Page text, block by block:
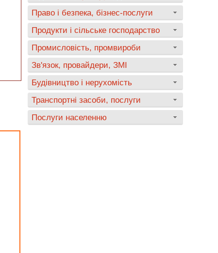
Право і безпека, бізнес-послуги
Продукти і сільське господарство
Промисловість, промвироби
Зв'язок, провайдери, ЗМІ
Будівництво і нерухомість
Транспортні засоби, послуги
Послуги населенню